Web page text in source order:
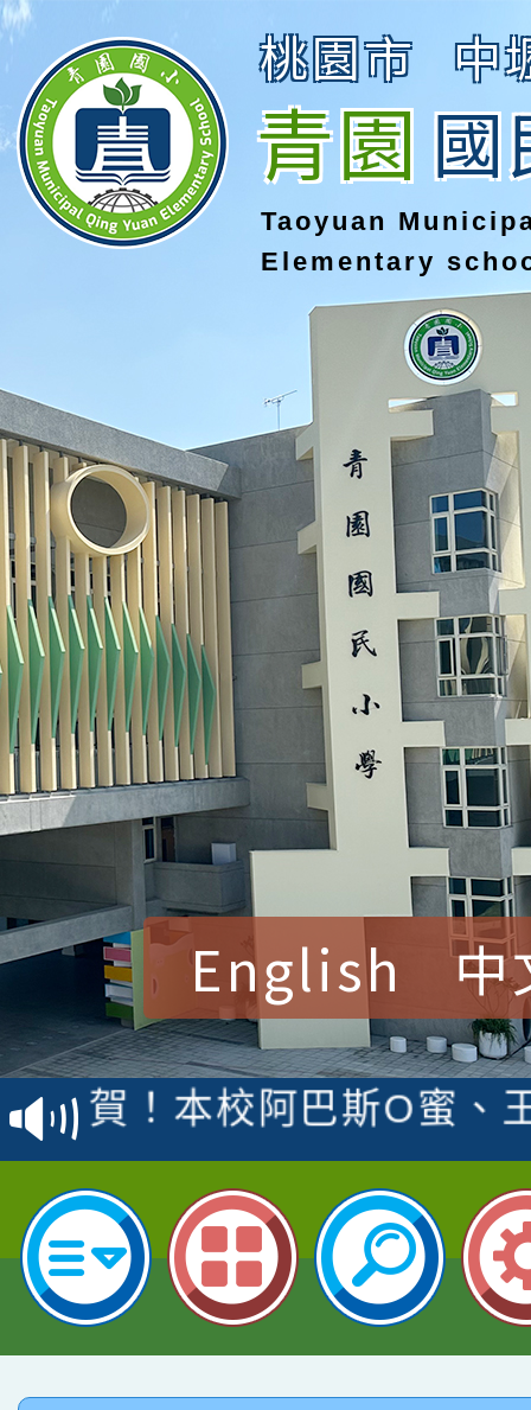
桃園市 中
青園國
Taoyuan
Elementary
English 中
賀！本校參加桃園市中
賽 洪綺君教師榮獲社
名
賀！本校阿巴斯O蜜、
倩參加桃園市科展 國
名 指導老師王老師、
賀！本校四年二班張O
園市英語競賽國小朗讀
指導老師林老師
賀！本校參加桃園市中
賽 劉文瑛教師榮獲教
臺灣台語-第二名
賀！本校參與2026世
市賽榮獲科學小創客佳
賀！本校參加桃園市中